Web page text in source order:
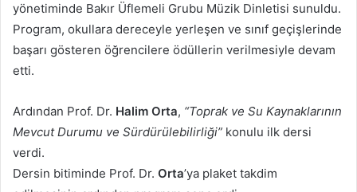
yönetiminde Bakır Üflemeli Grubu Müzik Dinletisi sunuldu.
Program, okullara dereceyle yerleşen ve sınıf geçişlerinde
başarı gösteren öğrencilere ödüllerin verilmesiyle devam
etti.
Ardından Prof. Dr. Halim Orta, “Toprak ve Su Kaynaklarının
Mevcut Durumu ve Sürdürülebilirliği” konulu ilk dersi
verdi.
Dersin bitiminde Prof. Dr. Orta’ya plaket takdim